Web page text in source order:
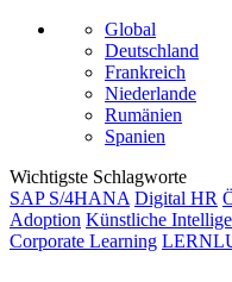
Global
Deutschland
Frankreich
Niederlande
Rumänien
Spanien
Wichtigste Schlagworte
SAP S/4HANA Digital HR
Adoption Künstliche
Corporate Learning